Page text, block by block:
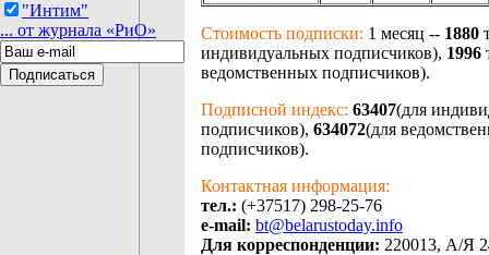
"Интим"
... от журнала «РиО»
Стоимость подписки: 1 месяц -- 1880
индивидуальных подписчиков), 1996
ведомственных подписчиков).
Подписной индекс: 63407(для
подписчиков), 634072(для
подписчиков).
Контактная информация:
тел.: (+37517) 298-25-76
e-mail: bt@belarustoday.info
Для корреспонденции: 220013, А/Я